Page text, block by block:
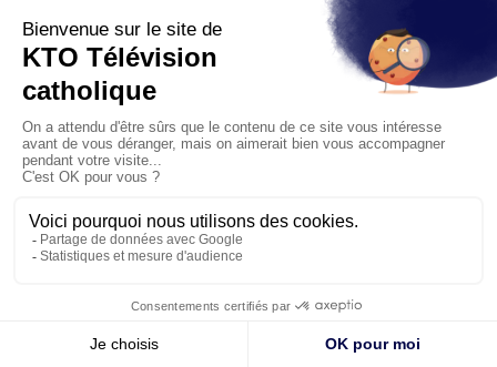
Les reportages d'été 2026 de KTO
La visite pastorale du pape Léon
XIV à Assise à suivre sur KTO le
jeudi 6 août
Le pape en Uruguay, Argentine et
Pérou du 6 au 17 novembre 2026
© KTO 2026 — Mentions légales